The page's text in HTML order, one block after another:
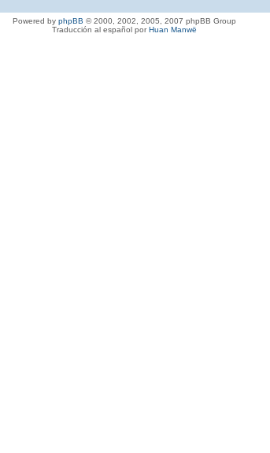
Powered by phpBB © 2000, 2002, 2005, 2007 phpBB Group
Traducción al español porHuan Manwë